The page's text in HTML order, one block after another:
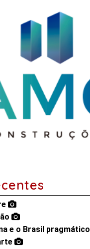
e o Brasil pragmático